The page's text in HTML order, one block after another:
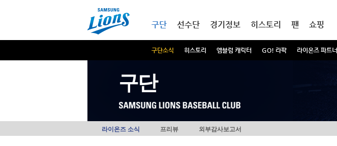
구단
구단소식 히스토리 엠블럼 캐릭터 GO! 라팍 라이온즈 파트너
선수단 경기정보 히스토리 팬 쇼핑
구단
라이온즈 소식 프리뷰 외부감사보고서